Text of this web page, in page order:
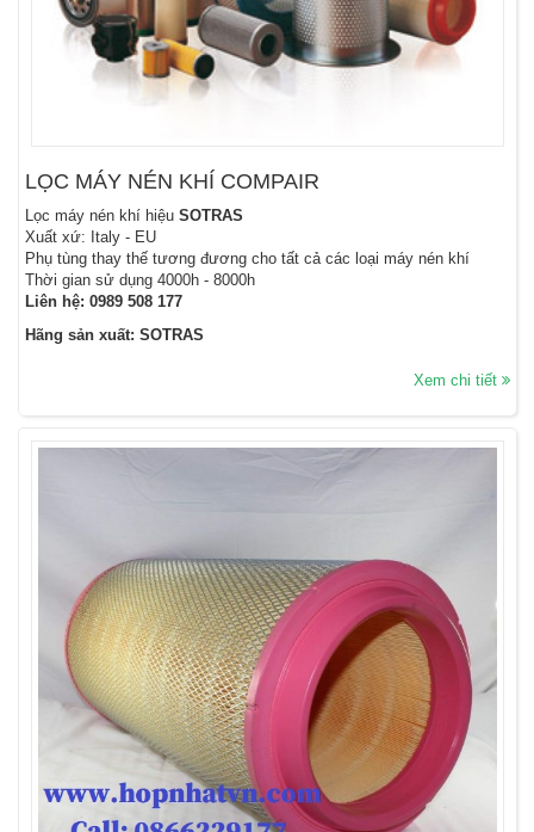
LỌC MÁY NÉN KHÍ COMPAIR
Lọc máy nén khí hiệu SOTRAS
Xuất xứ: Italy - EU
Phụ tùng thay thế tương đương cho tất cả các loại máy nén khí
Thời gian sử dụng 4000h - 8000h
Liên hệ: 0989 508 177
Hãng sản xuất: SOTRAS
Xem chi tiết